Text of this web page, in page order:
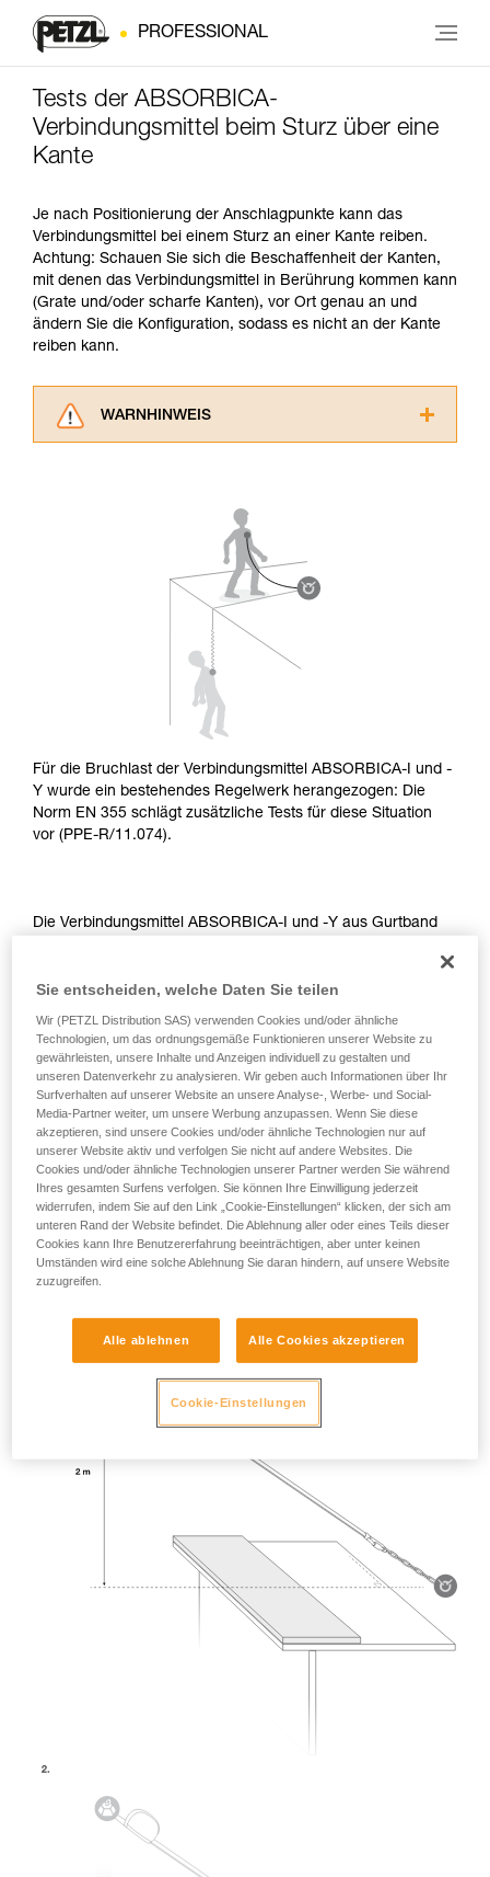
PROFESSIONAL
Tests der ABSORBICA-
Verbindungsmittel beim Sturz über eine
Kante
Je nach Positionierung der Anschlagpunkte kann das
Verbindungsmittel bei einem Sturz an einer Kante reiben.
Achtung: Schauen Sie sich die Beschaffenheit der Kanten,
mit denen das Verbindungsmittel in Berührung kommen kann
(Grate und/oder scharfe Kanten), vor Ort genau an und
ändern Sie die Konfiguration, sodass es nicht an der Kante
reiben kann.
WARNHINWEIS
ziehen. Um diese Zusatzinformationen
verstehen zu können, müssen Sie zuerst die in
der Gebrauchsanweisung enthaltenen
Informationen richtig verstanden haben.
Die Beherrschung dieser Techniken setzt eine
entsprechende Ausbildung und ein spezielles
Training voraus. Prüfen Sie zusammen mit
einem Profi, ob Sie in der Lage sind, den
Vorgang alleine sicher zu wiederholen, bevor
Sie ihn eigenständig durchführen.
Wir geben Beispiele für die mit Ihrer Aktivität
verbundenen Techniken. Möglicherweise gibt es
noch andere Techniken, die hier nicht
beschrieben werden.
Für die Bruchlast der Verbindungsmittel ABSORBICA-I und -
Y wurde ein bestehendes Regelwerk herangezogen: Die
Norm EN 355 schlägt zusätzliche Tests für diese Situation
vor (PPE-R/11.074).
Die Verbindungsmittel ABSORBICA-I und -Y aus Gurtband
TEST BEI EINEM STURZ ÜBER EINE KANTE OHNE
PENDELBEWEGUNG
Gewicht 140 kg.
Sturzhöhe 2 m.
Das Verbindungsmittel reibt an einer Metallkante mit einem
Radius von 0,5 mm.
Anforderung: Das Verbindungsmittel darf nicht durchtrennt
Sie entscheiden, welche Daten Sie teilen
Wir (PETZL Distribution SAS) verwenden Cookies und/oder ähnliche
Technologien, um das ordnungsgemäße Funktionieren unserer Website zu
gewährleisten, unsere Inhalte und Anzeigen individuell zu gestalten und
unseren Datenverkehr zu analysieren. Wir geben auch Informationen über Ihr
Surfverhalten auf unserer Website an unsere Analyse-, Werbe- und Social-
Media-Partner weiter, um unsere Werbung anzupassen. Wenn Sie diese
akzeptieren, sind unsere Cookies und/oder ähnliche Technologien nur auf
unserer Website aktiv und verfolgen Sie nicht auf andere Websites. Die
Cookies und/oder ähnliche Technologien unserer Partner werden Sie während
Ihres gesamten Surfens verfolgen. Sie können Ihre Einwilligung jederzeit
widerrufen, indem Sie auf den Link „Cookie-Einstellungen“ klicken, der sich am
unteren Rand der Website befindet. Die Ablehnung aller oder eines Teils dieser
Cookies kann Ihre Benutzererfahrung beeinträchtigen, aber unter keinen
Umständen wird eine solche Ablehnung Sie daran hindern, auf unsere Website
zuzugreifen.
Alle ablehnen Alle Cookies akzeptieren
Cookie-Einstellungen